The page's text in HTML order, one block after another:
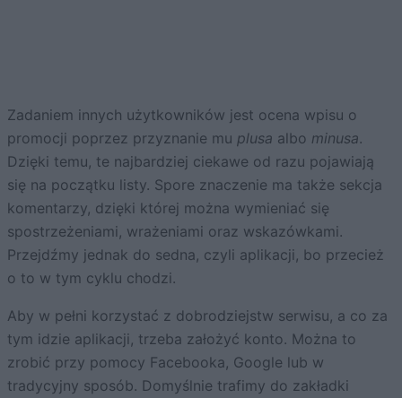
Zadaniem innych użytkowników jest ocena wpisu o
promocji poprzez przyznanie mu plusa albo minusa.
Dzięki temu, te najbardziej ciekawe od razu pojawiają
się na początku listy. Spore znaczenie ma także sekcja
komentarzy, dzięki której można wymieniać się
spostrzeżeniami, wrażeniami oraz wskazówkami.
Przejdźmy jednak do sedna, czyli aplikacji, bo przecież
o to w tym cyklu chodzi.
Aby w pełni korzystać z dobrodziejstw serwisu, a co za
tym idzie aplikacji, trzeba założyć konto. Można to
zrobić przy pomocy Facebooka, Google lub w
tradycyjny sposób. Domyślnie trafimy do zakładki